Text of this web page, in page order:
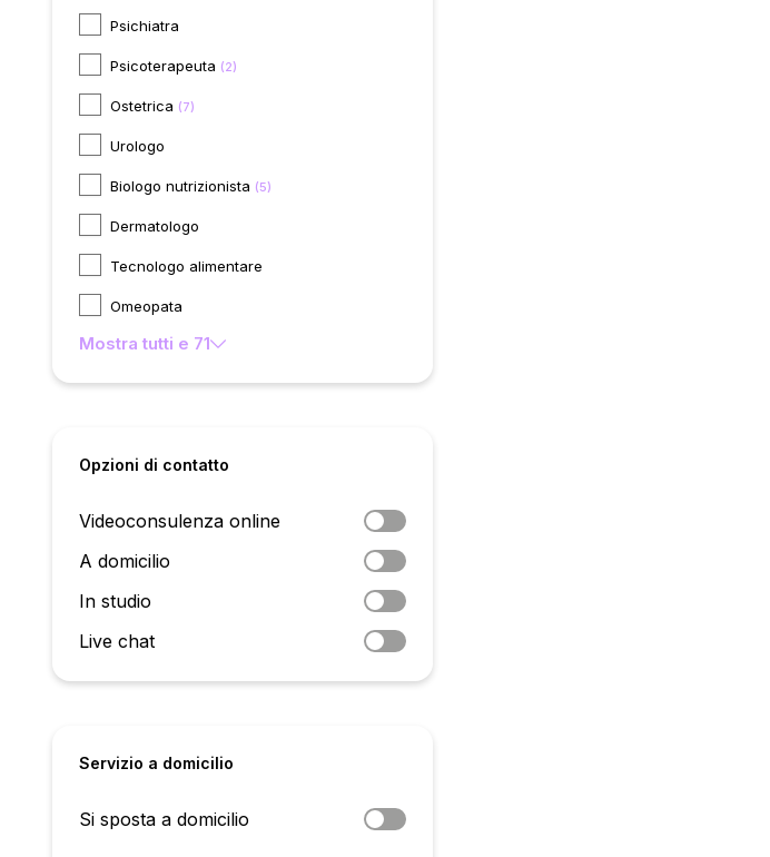
Psichiatra
Psicoterapeuta (2)
Ostetrica (7)
Urologo
Biologo nutrizionista (5)
Dermatologo
Tecnologo alimentare
Omeopata
Mostra tutti e 71
Opzioni di contatto
Videoconsulenza online
A domicilio
In studio
Live chat
Servizio a domicilio
Si sposta a domicilio